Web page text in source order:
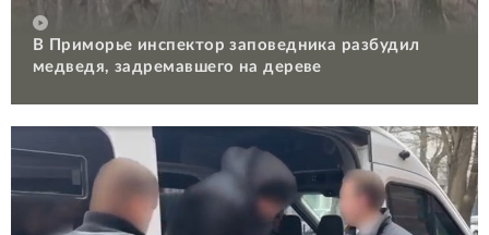
В Приморье инспектор заповедника разбудил
медведя, задремавшего на дереве